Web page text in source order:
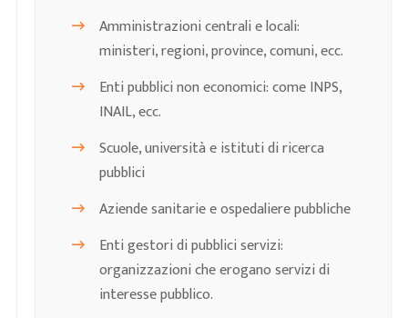
Amministrazioni centrali e locali:
ministeri, regioni, province, comuni, ecc.
Enti pubblici non economici: come INPS,
INAIL, ecc.
Scuole, università e istituti di ricerca
pubblici
Aziende sanitarie e ospedaliere pubbliche
Enti gestori di pubblici servizi:
organizzazioni che erogano servizi di
interesse pubblico.